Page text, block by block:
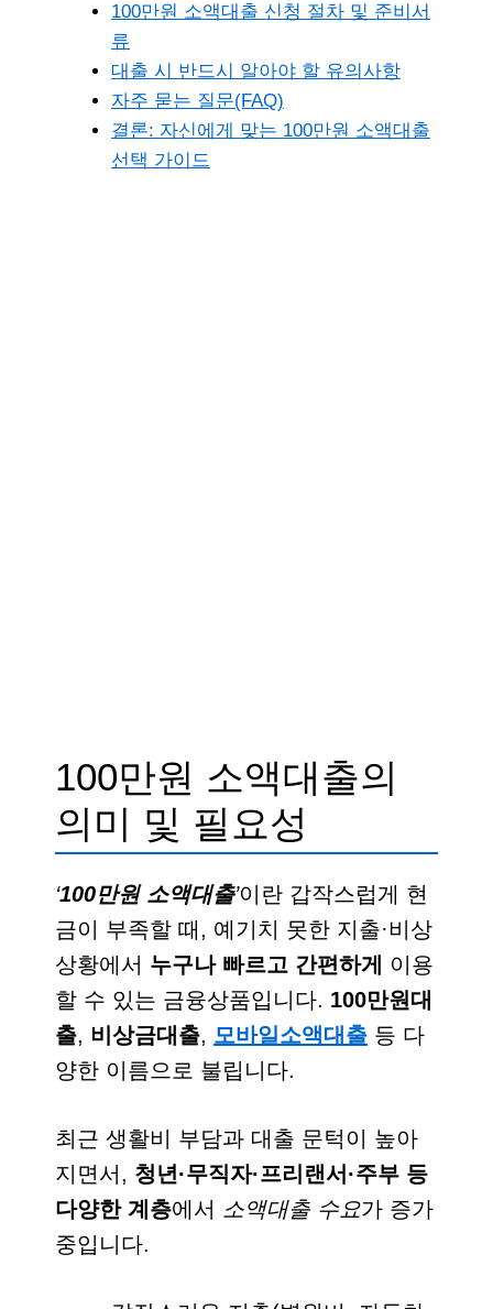
100만원 소액대출 신청 절차 및 준비서
류
대출 시 반드시 알아야 할 유의사항
자주 묻는 질문(FAQ)
결론: 자신에게 맞는 100만원 소액대출
선택 가이드
100만원 소액대출의
의미 및 필요성
‘100만원 소액대출’이란 갑작스럽게 현
금이 부족할 때, 예기치 못한 지출·비상
상황에서 누구나 빠르고 간편하게
이용
할 수 있는 금융상품입니다. 100만원대
출, 비상금대출, 모바일소액대출 등 다
양한 이름으로 불립니다.
최근 생활비 부담과 대출 문턱이 높아
지면서, 청년·무직자·프리랜서·주부 등
다양한 계층에서 소액대출 수요가 증가
중입니다.